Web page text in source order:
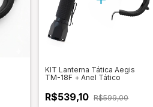
KIT Lanterna Tática Aegis
TM-18F + Anel Tático
R$539,10 R$599,00